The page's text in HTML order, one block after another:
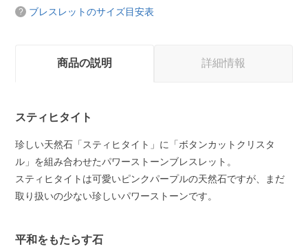
ブレスレットのサイズ目安表
商品の説明 詳細情報
スティヒタイト
珍しい天然石「スティヒタイト」に「ボタンカットクリスタ
ル」を組み合わせたパワーストーンブレスレット。
スティヒタイトは可愛いピンクパープルの天然石ですが、まだ
取り扱いの少ない珍しいパワーストーンです。
平和をもたらす石